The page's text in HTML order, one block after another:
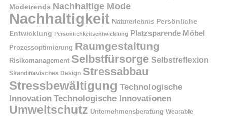
Modetrends Nachhaltige Mode
Nachhaltigkeit Naturerlebnis Persönliche
Entwicklung Persönlichkeitsentwicklung Platzsparende Möbel
Prozessoptimierung Raumgestaltung
Risikomanagement Selbstfürsorge Selbstreflexion
Skandinavisches Design Stressabbau
Stressbewältigung Technologische
Innovation Technologische Innovationen
Umweltschutz Unternehmensberatung Wearable